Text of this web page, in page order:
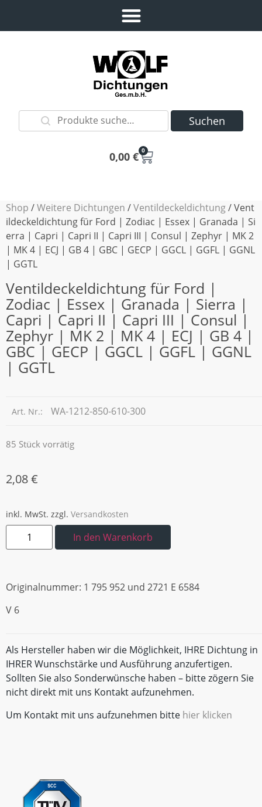
Suchen
0,00 € 0
Shop /Weitere Dichtungen /Ventildeckeldichtung/ Vent
ildeckeldichtung für Ford | Zodiac | Essex | Granada | Si
erra | Capri | Capri II | Capri III | Consul | Zephyr | MK 2
| MK 4 | ECJ | GB 4 | GBC | GECP | GGCL | GGFL | GGNL
| GGTL
Ventildeckeldichtung für Ford |
Zodiac | Essex | Granada | Sierra |
Capri | Capri II | Capri III | Consul |
Zephyr | MK 2 | MK 4 | ECJ | GB 4 |
GBC | GECP | GGCL | GGFL | GGNL
| GGTL
Art. Nr.: WA-1212-850-610-300
85 Stück vorrätig
2,08€
inkl. MwSt. zzgl. Versandkosten
In den Warenkorb
Originalnummer: 1 795 952 und 2721 E 6584
V 6
Als Hersteller haben wir die Möglichkeit, IHRE Dichtung in
IHRER Wunschstärke und Ausführung anzufertigen.
Sollten Sie also Sonderwünsche haben – bitte zögern Sie
nicht direkt mit uns Kontakt aufzunehmen.
Um Kontakt mit uns aufzunehmen bitte hier klicken